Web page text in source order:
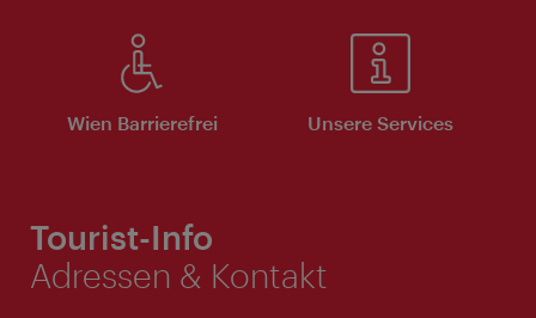
Wien Barrierefrei Unsere Services
Tourist-Info
Adressen & Kontakt